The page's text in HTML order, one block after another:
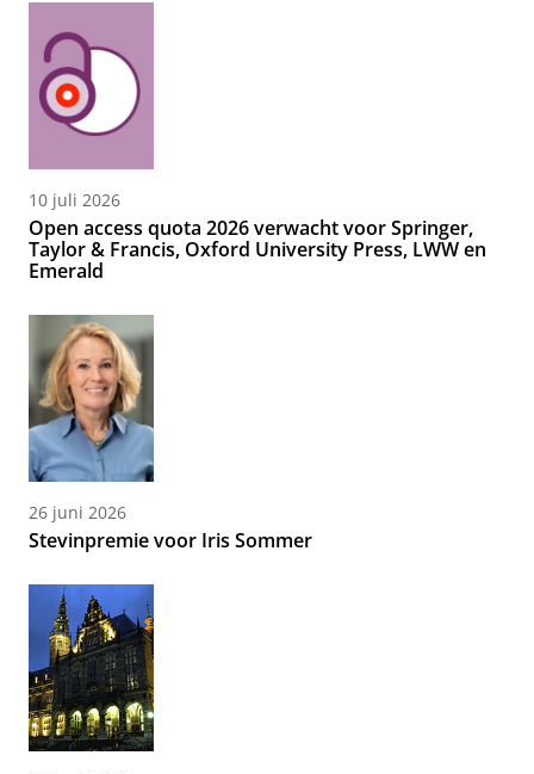
10 juli 2026
Open access quota 2026 verwacht voor Springer,
Taylor & Francis, Oxford University Press, LWW en
Emerald
26 juni 2026
Stevinpremie voor Iris Sommer